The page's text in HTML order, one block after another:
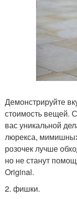
Демонстрируйте
стоимость вещей.
вас уникальной
люрекса,
розочек лучше
но не станут
Original.
2. фишки.